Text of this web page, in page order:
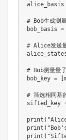
alice_basis
# Bob生成测
bob_basis =
# Alice发送
# Bob测量量
bob_key =
# 筛选相同基
sifted_key
print (
print (
print (